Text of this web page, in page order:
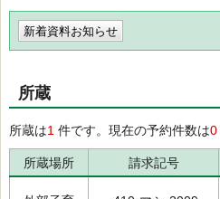
新着資料お知らせ
所蔵
所蔵は1 件です。現在の予約件数は0
所蔵場所 請求記号